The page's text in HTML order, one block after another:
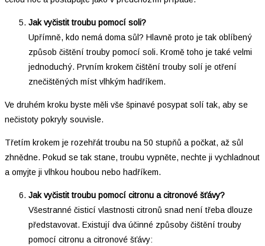
Jak vyčistit troubu pomocí soli?
Upřímně, kdo nemá doma sůl? Hlavně proto je tak oblíbený
způsob čištění trouby pomocí soli. Kromě toho je také velmi
jednoduchý. Prvním krokem čištění trouby solí je otření
znečištěných míst vlhkým hadříkem.
Ve druhém kroku byste měli vše špinavé posypat solí tak, aby se
nečistoty pokryly souvisle.
Třetím krokem je rozehřát troubu na 50 stupňů a počkat, až sůl
zhnědne. Pokud se tak stane, troubu vypněte, nechte ji vychladnout
a omyjte ji vlhkou houbou nebo hadříkem.
Jak vyčistit troubu pomocí citronu a citronové šťávy?
Všestranné čisticí vlastnosti citronů snad není třeba dlouze
představovat. Existují dva účinné způsoby čištění trouby
pomocí citronu a citronové šťávy: